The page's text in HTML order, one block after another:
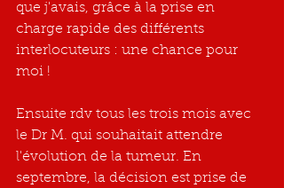
que j'avais, grâce à la prise en
charge rapide des différents
interlocuteurs : une chance pour
moi !
Ensuite rdv tous les trois mois avec
le Dr M. qui souhaitait attendre
l'évolution de la tumeur. En
septembre, la décision est prise de